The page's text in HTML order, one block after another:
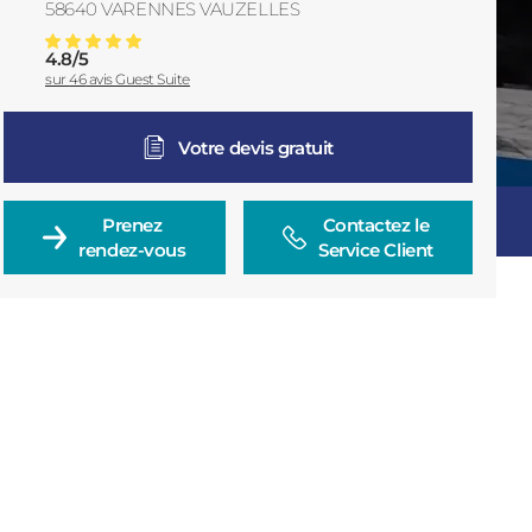
Consulter
58640 VARENNES VAUZELLES
France
Store, Carport Pergola à Nevers
Note moyenne :
4.8/5
sur46avis Guest Suite
Votre devis gratuit
Prenez
rendez-vous
Contactez le
Service Client